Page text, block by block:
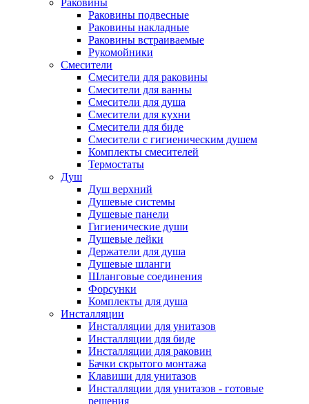
Раковины
Раковины подвесные
Раковины накладные
Раковины встраиваемые
Рукомойники
Смесители
Смесители для раковины
Смесители для ванны
Смесители для душа
Смесители для кухни
Смесители для биде
Смесители с гигиеническим душем
Комплекты смесителей
Термостаты
Душ
Душ верхний
Душевые системы
Душевые панели
Гигиенические души
Душевые лейки
Держатели для душа
Душевые шланги
Шланговые соединения
Форсунки
Комплекты для душа
Инсталляции
Инсталляции для унитазов
Инсталляции для биде
Инсталляции для раковин
Бачки скрытого монтажа
Клавиши для унитазов
Инсталляции для унитазов - готовые
решения